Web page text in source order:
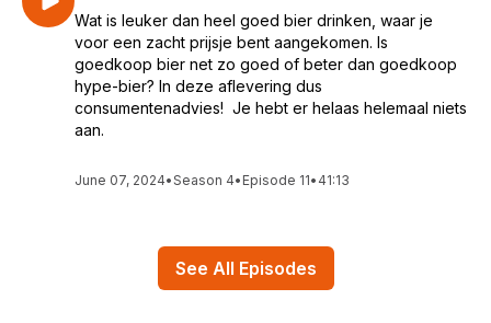
Wat is leuker dan heel goed bier drinken, waar je
voor een zacht prijsje bent aangekomen. Is
goedkoop bier net zo goed of beter dan goedkoop
hype-bier? In deze aflevering dus
consumentenadvies! Je hebt er helaas helemaal niets
aan.
June 07, 2024•Season 4• Episode 11• 41:13
See All Episodes